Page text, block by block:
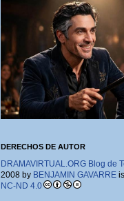
DERECHOS DE AUTOR
DRAMAVIRTUAL.ORG Blog de
2008 by BENJAMIN GAVARREis
NC-ND 4.0